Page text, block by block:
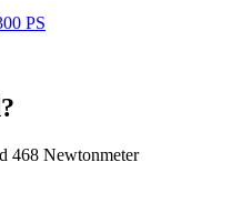
PS
468 Newtonmeter